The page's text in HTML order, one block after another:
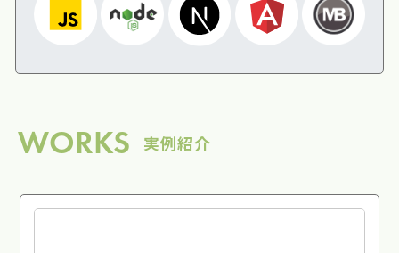
WORKS 実例紹介